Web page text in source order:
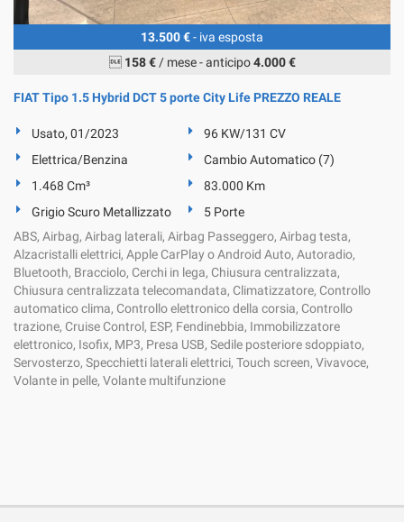
13.500 €- iva esposta
 158 €/ mese-anticipo4.000 €
FIAT Tipo 1.5 Hybrid DCT 5 porte City Life PREZZO REALE
Usato, 01/2023
96 KW/131 CV
Elettrica/Benzina
Cambio Automatico (7)
1.468 Cm³
83.000 Km
Grigio Scuro Metallizzato
5 Porte
ABS, Airbag, Airbag laterali, Airbag Passeggero, Airbag testa,
Alzacristalli elettrici, Apple CarPlay o Android Auto, Autoradio,
Bluetooth, Bracciolo, Cerchi in lega, Chiusura centralizzata,
Chiusura centralizzata telecomandata, Climatizzatore, Controllo
automatico clima, Controllo elettronico della corsia, Controllo
trazione, Cruise Control, ESP, Fendinebbia, Immobilizzatore
elettronico, Isofix, MP3, Presa USB, Sedile posteriore sdoppiato,
Servosterzo, Specchietti laterali elettrici, Touch screen, Vivavoce,
Volante in pelle, Volante multifunzione